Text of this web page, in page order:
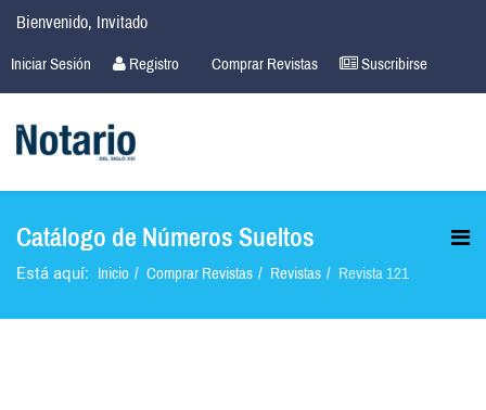
Bienvenido, Invitado
Registro
Iniciar Sesión Suscribirse
Comprar Revistas
Catálogo de Números Sueltos
Está aquí: Inicio Comprar Revistas Revistas Revista 121